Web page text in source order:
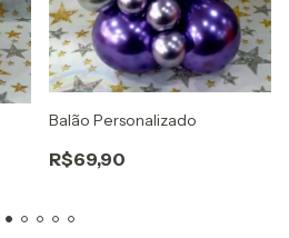
Balão Personalizado
R$69,90